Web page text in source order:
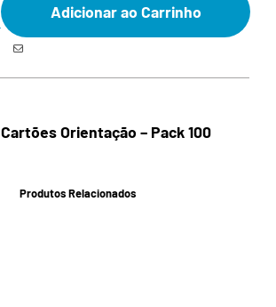
Adicionar ao Carrinho
Cartões Orientação – Pack 100
Produtos Relacionados